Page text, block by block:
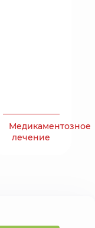
Медикаментозное
лечение